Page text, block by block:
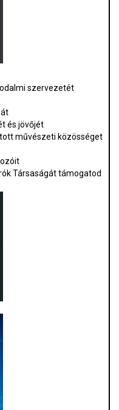
szervezetét
és jövőjét
művészeti közösséget
Társaságát támogatod